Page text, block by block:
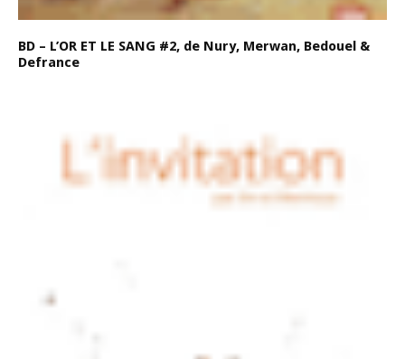
BD – L’OR ET LE SANG #2, de Nury, Merwan, Bedouel &
Defrance